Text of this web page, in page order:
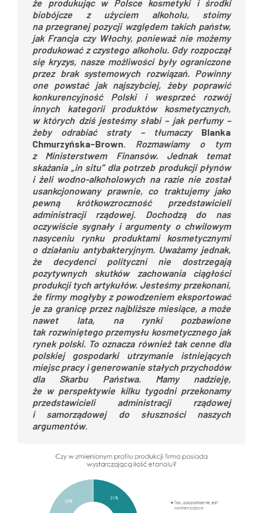
że produkując w Polsce kosmetyki i środki
biobójcze z użyciem alkoholu, stoimy
na przegranej pozycji względem takich państw,
jak Francja czy Włochy, ponieważ nie możemy
produkować z czystego alkoholu. Gdy rozpoczął
się kryzys, nasze możliwości były ograniczone
przez brak systemowych rozwiązań. Powinny
one powstać jak najszybciej, żeby poprawić
konkurencyjność Polski i wesprzeć rozwój
innych kategorii produktów kosmetycznych,
w których dziś jesteśmy słabi – jak perfumy –
żeby odrabiać straty – tłumaczy Blanka
Chmurzyńska-Brown. Rozmawiamy o tym
z Ministerstwem Finansów. Jednak
temat
skażania „in situ” dla potrzeb produkcji płynów
i żeli wodno-alkoholowych na razie nie został
usankcjonowany prawnie, co traktujemy jako
pewną krótkowzroczność przedstawicieli
administracji rządowej. Dochodzą do nas
oczywiście sygnały i argumenty o chwilowym
nasyceniu rynku produktami kosmetycznymi
o działaniu antybakteryjnym. Uważamy jednak,
że decydenci polityczni nie dostrzegają
pozytywnych skutków zachowania ciągłości
produkcji tych artykułów. Jesteśmy przekonani,
że firmy mogłyby z powodzeniem eksportować
je za granicę przez najbliższe miesiące, a może
nawet lata, na rynki pozbawione
tak rozwiniętego przemysłu kosmetycznego jak
rynek polski. To oznacza również tak cenne dla
polskiej gospodarki utrzymanie istniejących
miejsc pracy i generowanie stałych przychodów
dla Skarbu Państwa. Mamy nadzieję,
że w perspektywie kilku tygodni przekonamy
przedstawicieli administracji rządowej
i samorządowej do słuszności naszych
argumentów.